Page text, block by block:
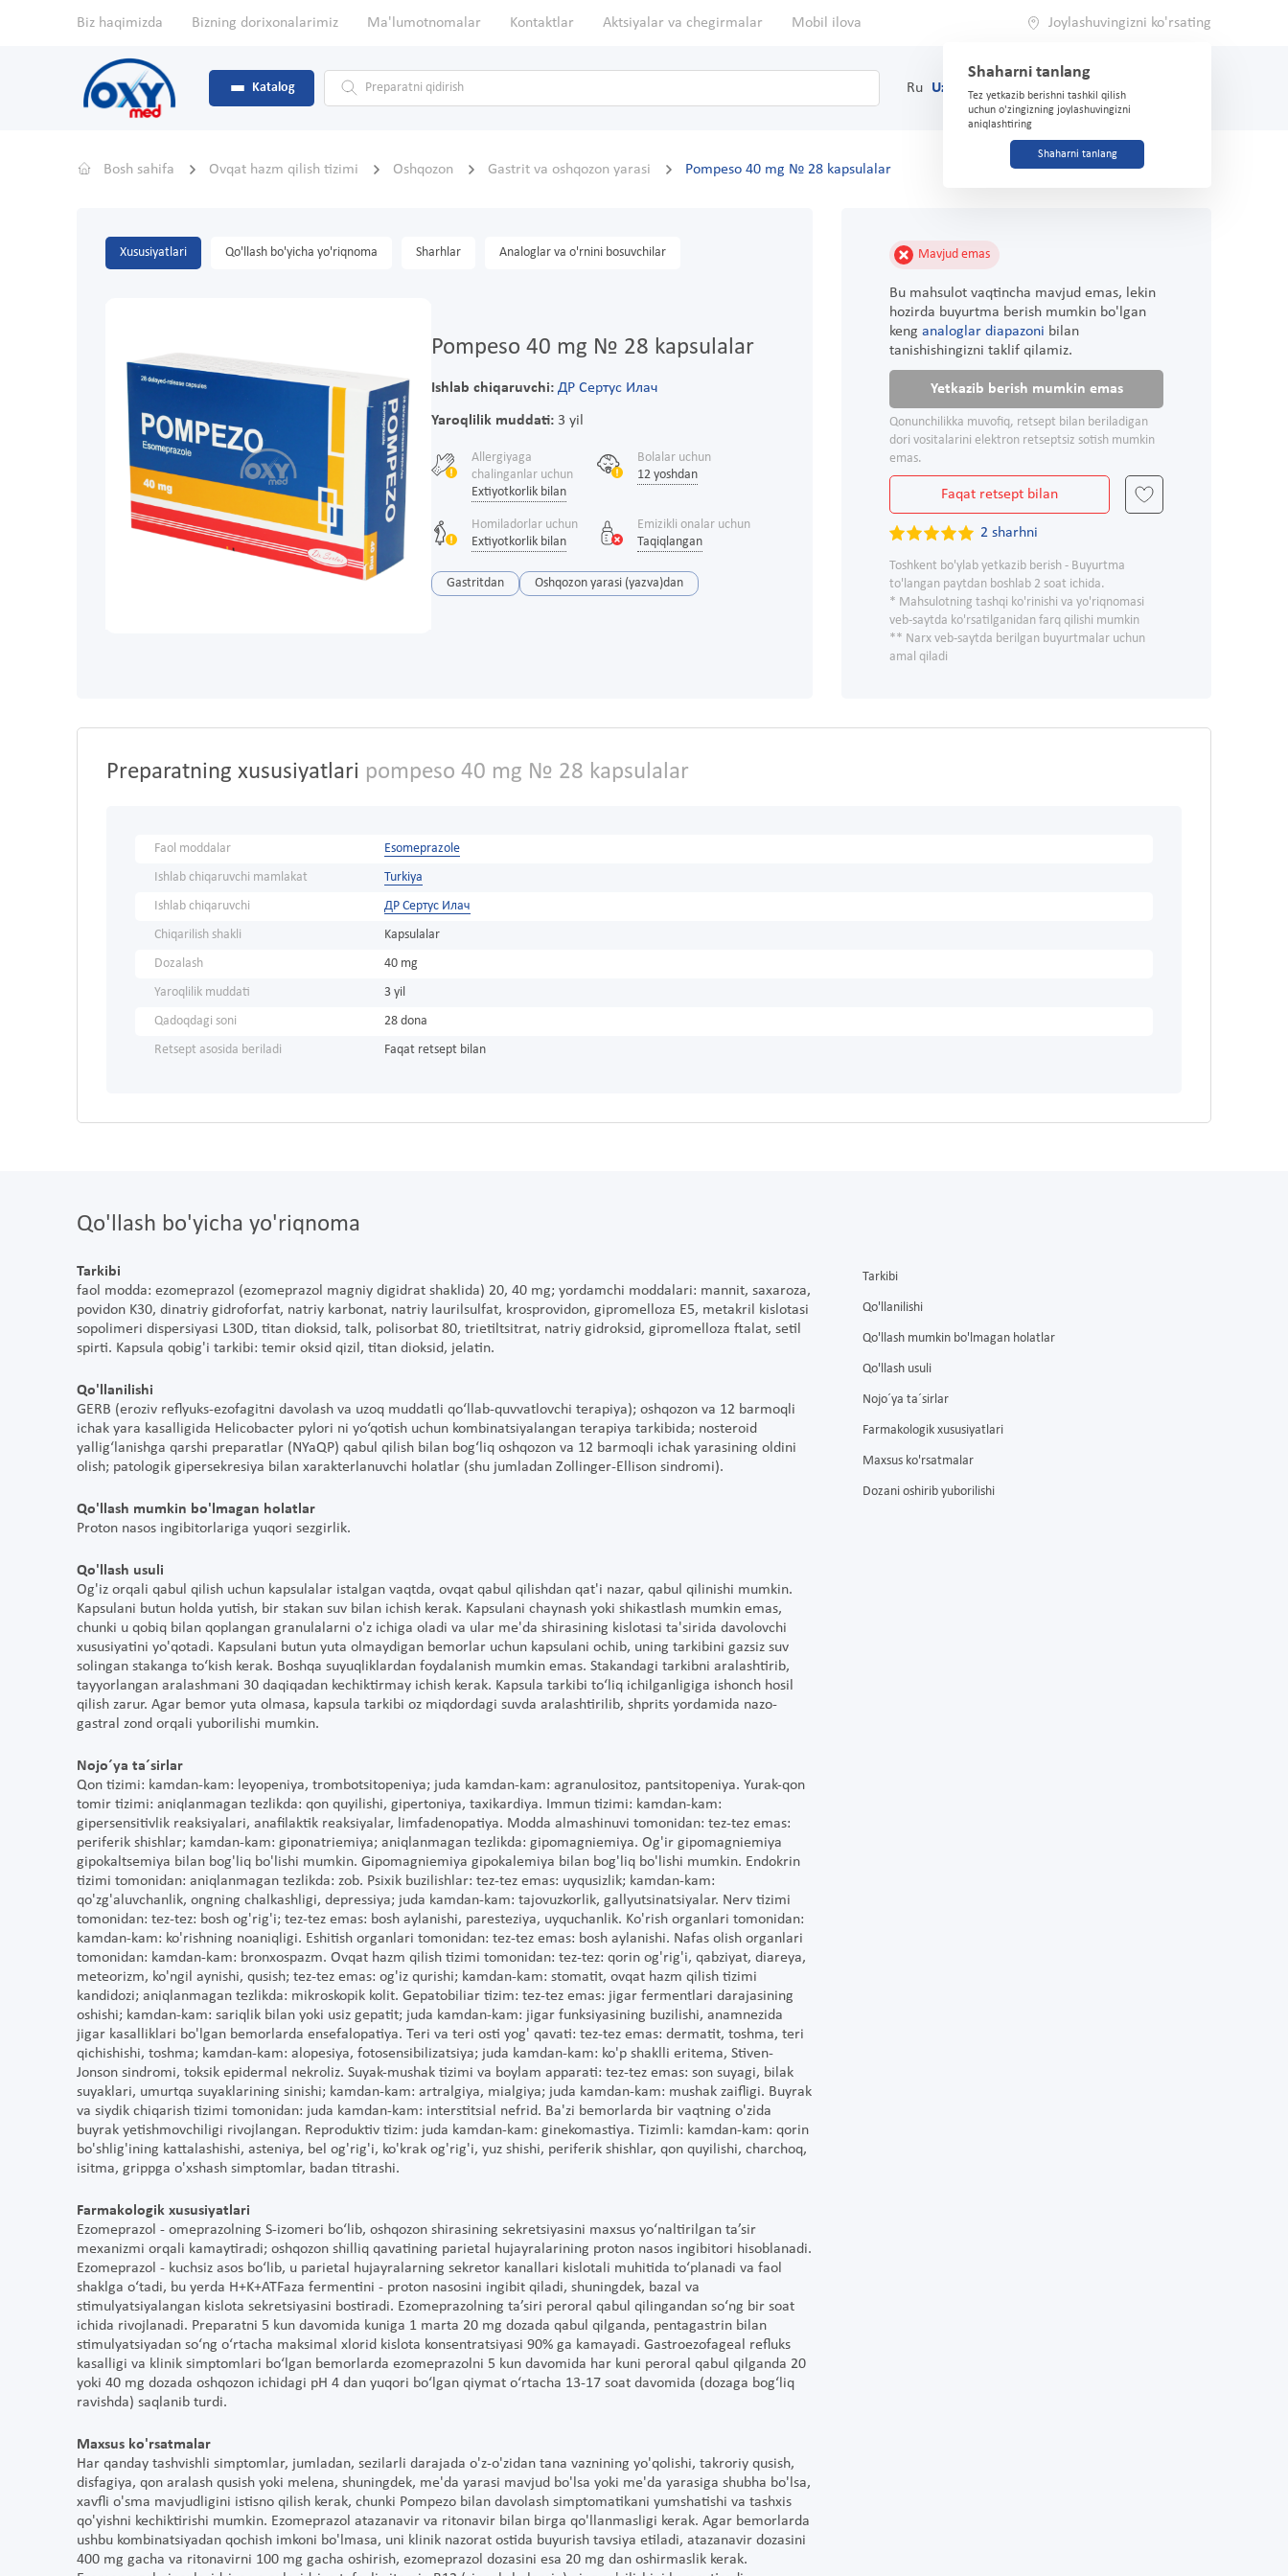
Biz haqimizda Bizning dorixonalarimiz Ma'lumotnomalar Kontaktlar Aktsiyalar va chegirmalar Mobil ilova Joylashuvingizni ko'rsating
Shaharni tanlang
Tez yetkazib berishni tashkil qilish
uchun o'zingizning joylashuvingizni
aniqlashtiring
Shaharni tanlang
Katalog Ru Uz (71) 200-03-03
Bosh sahifa Ovqat hazm qilish tizimi Oshqozon Gastrit va oshqozon yarasi Pompeso 40 mg № 28 kapsulalar
Xususiyatlari Qo'llash bo'yicha yo'riqnoma Sharhlar Analoglar va o'rnini bosuvchilar
Pompeso 40 mg № 28 kapsulalar
Ishlab chiqaruvchi: ДР Сертус Илач
Yaroqlilik muddati:3 yil
Allergiyaga
chalinganlar uchun
Extiyotkorlik bilan
Bolalar uchun
12 yoshdan
Homiladorlar uchun
Extiyotkorlik bilan
Emizikli onalar uchun
Taqiqlangan
Gastritdan Oshqozon yarasi (yazva)dan
Mavjud emas
Bu mahsulot vaqtincha mavjud emas, lekin
hozirda buyurtma berish mumkin bo'lgan
keng analoglar diapazoni bilan
tanishishingizni taklif qilamiz.
Yetkazib berish mumkin emas
Qonunchilikka muvofiq, retsept bilan beriladigan
dori vositalarini elektron retseptsiz sotish mumkin
emas.
Faqat retsept bilan
2 sharhni
Toshkent bo'ylab yetkazib berish - Buyurtma
to'langan paytdan boshlab 2 soat ichida.
* Mahsulotning tashqi ko'rinishi va yo'riqnomasi
veb-saytda ko'rsatilganidan farq qilishi mumkin
** Narx veb-saytda berilgan buyurtmalar uchun
amal qiladi
Preparatning xususiyatlari pompeso 40 mg № 28 kapsulalar
Faol moddalar
Esomeprazole
Ishlab chiqaruvchi mamlakat
Turkiya
Ishlab chiqaruvchi
ДР Сертус Илач
Chiqarilish shakli
Kapsulalar
Dozalash
40 mg
Yaroqlilik muddati
3 yil
Qadoqdagi soni
28 dona
Retsept asosida beriladi
Faqat retsept bilan
Qo'llash bo'yicha yo'riqnoma
Tarkibi
faol modda: ezomeprazol (ezomeprazol magniy digidrat shaklida) 20, 40 mg; yordamchi moddalari: mannit, saxaroza,
povidon K30, dinatriy gidroforfat, natriy karbonat, natriy laurilsulfat, krosprovidon, gipromelloza E5, metakril kislotasi
sopolimeri dispersiyasi L30D, titan dioksid, talk, polisorbat 80, trietiltsitrat, natriy gidroksid, gipromelloza ftalat, setil
spirti. Kapsula qobig'i tarkibi: temir oksid qizil, titan dioksid, jelatin.
Qo'llanilishi
GERB (eroziv reflyuks-ezofagitni davolash va uzoq muddatli qo‘llab-quvvatlovchi terapiya); oshqozon va 12 barmoqli
ichak yara kasalligida Helicobacter pylori ni yo‘qotish uchun kombinatsiyalangan terapiya tarkibida; nosteroid
yallig‘lanishga qarshi preparatlar (NYaQP) qabul qilish bilan bog‘liq oshqozon va 12 barmoqli ichak yarasining oldini
olish; patologik gipersekresiya bilan xarakterlanuvchi holatlar (shu jumladan Zollinger-Ellison sindromi).
Qo'llash mumkin bo'lmagan holatlar
Proton nasos ingibitorlariga yuqori sеzgirlik.
Qo'llash usuli
Og'iz orqali qabul qilish uchun kapsulalar istalgan vaqtda, ovqat qabul qilishdan qat'i nazar, qabul qilinishi mumkin.
Kapsulani butun holda yutish, bir stakan suv bilan ichish kerak. Kapsulani chaynash yoki shikastlash mumkin emas,
chunki u qobiq bilan qoplangan granulalarni o'z ichiga oladi va ular me'da shirasining kislotasi ta'sirida davolovchi
xususiyatini yo'qotadi. Kapsulani butun yuta olmaydigan bemorlar uchun kapsulani ochib, uning tarkibini gazsiz suv
solingan stakanga to‘kish kerak. Boshqa suyuqliklardan foydalanish mumkin emas. Stakandagi tarkibni aralashtirib,
tayyorlangan aralashmani 30 daqiqadan kechiktirmay ichish kerak. Kapsula tarkibi to‘liq ichilganligiga ishonch hosil
qilish zarur. Agar bemor yuta olmasa, kapsula tarkibi oz miqdordagi suvda aralashtirilib, shprits yordamida nazo-
gastral zond orqali yuborilishi mumkin.
Nojo´ya ta´sirlar
Qon tizimi: kamdan-kam: leyopeniya, trombotsitopeniya; juda kamdan-kam: agranulositoz, pantsitopeniya. Yurak-qon
tomir tizimi: aniqlanmagan tezlikda: qon quyilishi, gipertoniya, taxikardiya. Immun tizimi: kamdan-kam:
gipersensitivlik reaksiyalari, anafilaktik reaksiyalar, limfadenopatiya. Modda almashinuvi tomonidan: tez-tez emas:
periferik shishlar; kamdan-kam: giponatriemiya; aniqlanmagan tezlikda: gipomagniemiya. Og'ir gipomagniemiya
gipokaltsemiya bilan bog'liq bo'lishi mumkin. Gipomagniemiya gipokalemiya bilan bog'liq bo'lishi mumkin. Endokrin
tizimi tomonidan: aniqlanmagan tezlikda: zob. Psixik buzilishlar: tez-tez emas: uyqusizlik; kamdan-kam:
qo'zg'aluvchanlik, ongning chalkashligi, depressiya; juda kamdan-kam: tajovuzkorlik, gallyutsinatsiyalar. Nerv tizimi
tomonidan: tez-tez: bosh og'rig'i; tez-tez emas: bosh aylanishi, paresteziya, uyquchanlik. Ko'rish organlari tomonidan:
kamdan-kam: ko'rishning noaniqligi. Eshitish organlari tomonidan: tez-tez emas: bosh aylanishi. Nafas olish organlari
tomonidan: kamdan-kam: bronxospazm. Ovqat hazm qilish tizimi tomonidan: tez-tez: qorin og'rig'i, qabziyat, diareya,
meteorizm, ko'ngil aynishi, qusish; tez-tez emas: og'iz qurishi; kamdan-kam: stomatit, ovqat hazm qilish tizimi
kandidozi; aniqlanmagan tezlikda: mikroskopik kolit. Gepatobiliar tizim: tez-tez emas: jigar fermentlari darajasining
oshishi; kamdan-kam: sariqlik bilan yoki usiz gepatit; juda kamdan-kam: jigar funksiyasining buzilishi, anamnezida
jigar kasalliklari bo'lgan bemorlarda ensefalopatiya. Teri va teri osti yog' qavati: tez-tez emas: dermatit, toshma, teri
qichishishi, toshma; kamdan-kam: alopesiya, fotosensibilizatsiya; juda kamdan-kam: ko'p shaklli eritema, Stiven-
Jonson sindromi, toksik epidermal nekroliz. Suyak-mushak tizimi va boylam apparati: tez-tez emas: son suyagi, bilak
suyaklari, umurtqa suyaklarining sinishi; kamdan-kam: artralgiya, mialgiya; juda kamdan-kam: mushak zaifligi. Buyrak
va siydik chiqarish tizimi tomonidan: juda kamdan-kam: interstitsial nefrid. Ba'zi bemorlarda bir vaqtning o'zida
buyrak yetishmovchiligi rivojlangan. Reproduktiv tizim: juda kamdan-kam: ginekomastiya. Tizimli: kamdan-kam: qorin
bo'shlig'ining kattalashishi, asteniya, bel og'rig'i, ko'krak og'rig'i, yuz shishi, periferik shishlar, qon quyilishi, charchoq,
isitma, grippga o'xshash simptomlar, badan titrashi.
Farmakologik xususiyatlari
Ezomeprazol - omeprazolning S-izomеri bo‘lib, oshqozon shirasining sеkret­siyasini maxsus yo‘naltirilgan ta’sir
mеxanizmi orqali kamaytiradi; oshqozon shilliq qavatining parietal hujayralarining proton nasos ingibitori hisoblanadi.
Ezomeprazol - kuchsiz asos bo‘lib, u parietal hujayralarning sеkretor kanallari kislotali muhitida to‘planadi va faol
shaklga o‘tadi, bu yerda H+K+ATFaza fеrmеntini - proton nasosini ingibit qiladi, shuningdek, bazal va
stimulyatsiyalangan kislota sеkret­siyasini bostiradi. Ezomeprazolning ta’siri pеroral qabul qilingandan so‘ng bir soat
ichida rivojlanadi. Prеparatni 5 kun davomida kuniga 1 marta 20 mg dozada qabul qilganda, pеntagastrin bilan
stimulyatsiyadan so‘ng o‘rtacha maksimal xlorid kislota konsеntratsiyasi 90% ga kamayadi. Gastroezofageal rеfluks
kasalligi va klinik simptomlari bo‘lgan bemorlarda ezomeprazolni 5 kun davomida har kuni pеroral qabul qilganda 20
yoki 40 mg dozada oshqozon ichidagi pH 4 dan yuqori bo‘lgan qiymat o‘rtacha 13-17 soat davomida (dozaga bog‘liq
ravishda) saqlanib turdi.
Maxsus ko'rsatmalar
Har qanday tashvishli simptomlar, jumladan, sezilarli darajada o'z-o'zidan tana vaznining yo'qolishi, takroriy qusish,
disfagiya, qon aralash qusish yoki melena, shuningdek, me'da yarasi mavjud bo'lsa yoki me'da yarasiga shubha bo'lsa,
xavfli o'sma mavjudligini istisno qilish kerak, chunki Pompezo bilan davolash simptomatikani yumshatishi va tashxis
qo'yishni kechiktirishi mumkin. Ezomeprazol atazanavir va ritonavir bilan birga qo'llanmasligi kerak. Agar bemorlarda
ushbu kombinatsiyadan qochish imkoni bo'lmasa, uni klinik nazorat ostida buyurish tavsiya etiladi, atazanavir dozasini
400 mg gacha va ritonavirni 100 mg gacha oshirish, ezomeprazol dozasini esa 20 mg dan oshirmaslik kerak.
Tarkibi
Qo'llanilishi
Qo'llash mumkin bo'lmagan holatlar
Qo'llash usuli
Nojo´ya ta´sirlar
Farmakologik xususiyatlari
Maxsus ko'rsatmalar
Dozani oshirib yuborilishi